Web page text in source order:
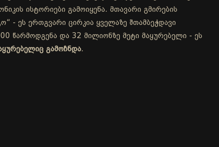
ისტორიები გამოიყენა. მთავარი გმირების
- ეს ერთგვარი ცირკია ყველაზე შთამბეჭდავი
წარმოდგენა და 32 მილიონზე მეტი მაყურებელი - ეს
გამოჩნდა.